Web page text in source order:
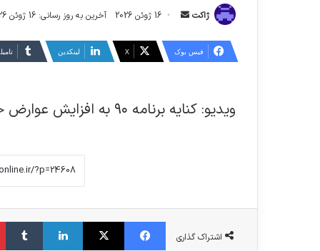
ژاکت
ارسال 16 ژوئن 2026 آخرین به روز رسانی: 16 ژوئن 2026
فیس بوک X لینکدین
ویدیو: کنایه برنامه ۹۰ به افزایش عوارض خروج از کشور!
اشتراک گذاری
فیس بوک X لینکدین